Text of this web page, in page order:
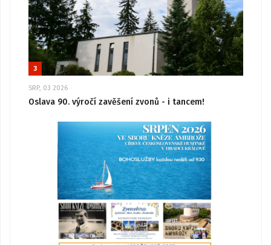
3
SRP, 03 2026
Oslava 90. výročí zavěšení zvonů - i tancem!